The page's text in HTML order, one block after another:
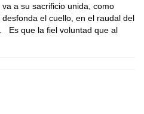
a su sacrificio unida, como
el cuello, en el raudal del
Es que la fiel voluntad que al